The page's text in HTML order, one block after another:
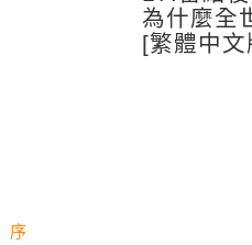
為什麼全
[繁體中
序